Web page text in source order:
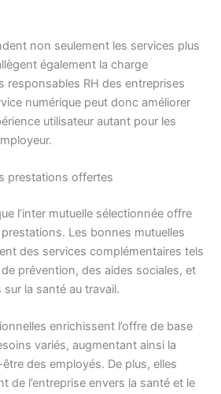
non seulement les services plus
également la charge
responsables RH des entreprises
numérique peut donc améliorer
utilisateur autant pour les
prestations offertes
l’inter mutuelle sélectionnée offre
Les bonnes mutuelles
des services complémentaires tels
prévention, des aides sociales, et
la santé au travail.
enrichissent l’offre de base
variés, augmentant ainsi la
des employés. De plus, elles
de l’entreprise envers la santé et le